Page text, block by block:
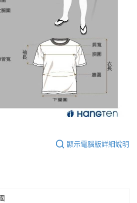
顯示電腦版詳細說明